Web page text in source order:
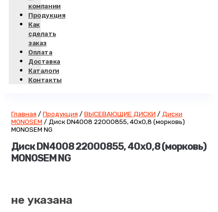
компании
Продукция
Как
сделать
заказ
Оплата
Доставка
Каталоги
Контакты
Главная / Продукция / ВЫСЕВАЮЩИЕ ДИСКИ / Диски
MONOSEM / Диск DN4008 22000855, 40х0,8 (морковь)
MONOSEM NG
Диск DN4008 22000855, 40х0,8 (морковь)
MONOSEM NG
не указана